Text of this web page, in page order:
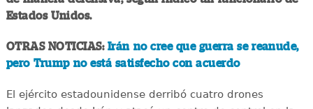
Estados Unidos.
OTRAS NOTICIAS: Irán no cree que guerra se reanude,
pero Trump no está satisfecho con acuerdo
El ejército estadounidense derribó cuatro drones